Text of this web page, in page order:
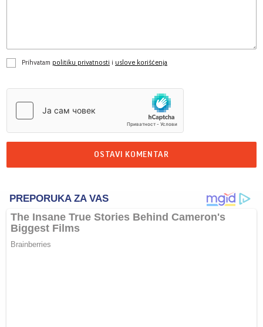
Prihvatam politiku privatnosti i uslove korišćenja
OSTAVI KOMENTAR